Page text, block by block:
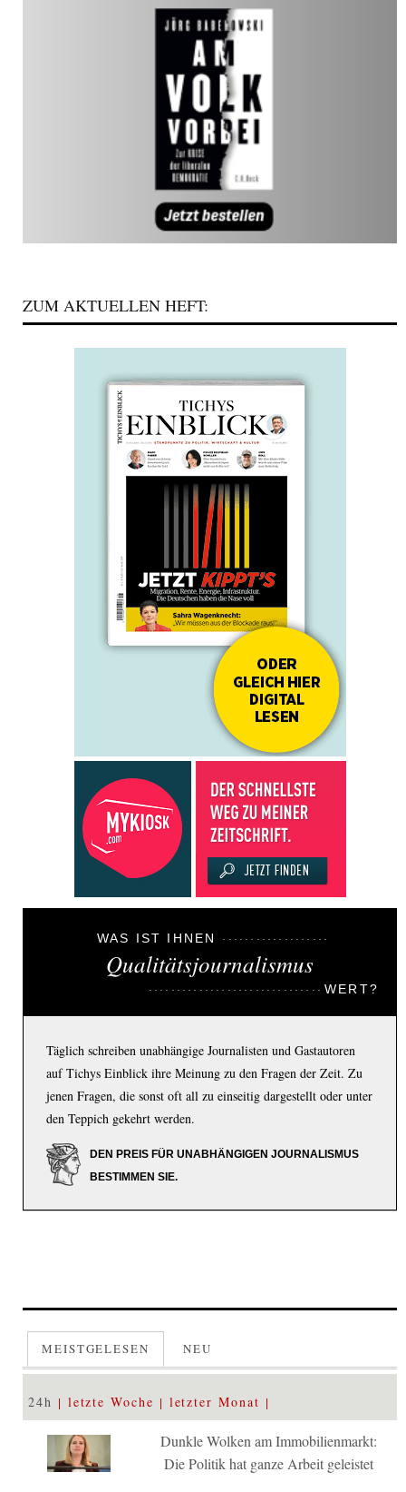
ZUM AKTUELLEN HEFT:
WAS IST IHNEN
Qualitätsjournalismus
WERT?
Täglich schreiben unabhängige Journalisten und Gastautoren
auf Tichys Einblick ihre Meinung zu den Fragen der Zeit. Zu
jenen Fragen, die sonst oft all zu einseitig dargestellt oder unter
den Teppich gekehrt werden.
DEN PREIS FÜR UNABHÄNGIGEN JOURNALISMUS
BESTIMMEN SIE.
MEISTGELESEN NEU
24h letzte Woche letzter Monat
Dunkle Wolken am Immobilienmarkt:
Die Politik hat ganze Arbeit geleistet